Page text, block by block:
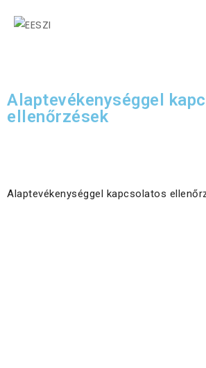
Alaptevékenységgel
ellenőrzések
Alaptevékenységgel kapcsolatos